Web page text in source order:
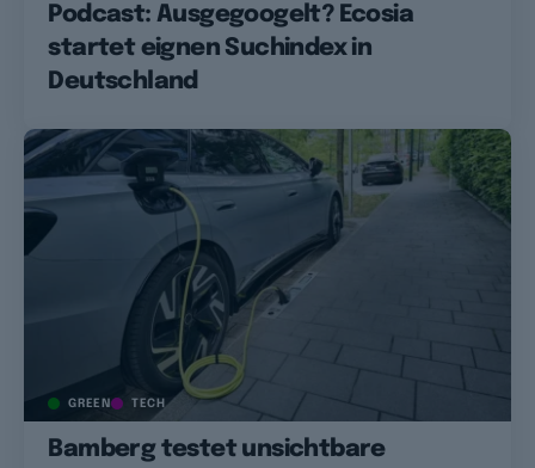
Podcast: Ausgegoogelt? Ecosia
startet eignen Suchindex in
Deutschland
GREEN TECH
Bamberg testet unsichtbare